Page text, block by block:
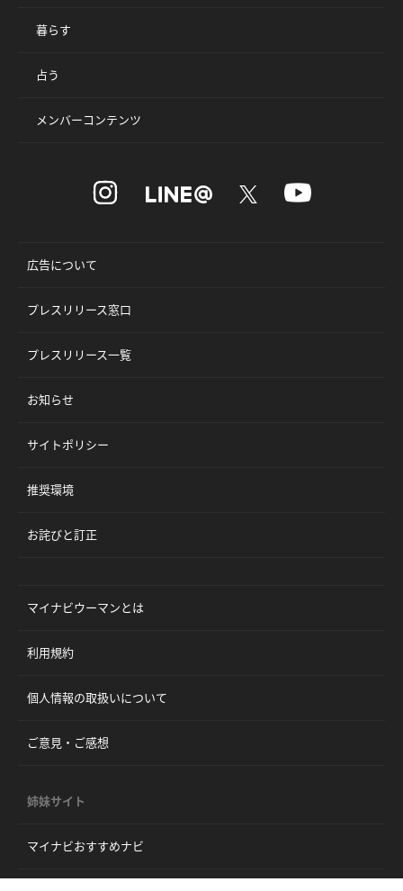
暮らす
占う
メンバーコンテンツ
広告について
プレスリリース窓口
プレスリリース一覧
お知らせ
サイトポリシー
推奨環境
お詫びと訂正
マイナビウーマンとは
利用規約
個人情報の取扱いについて
ご意見・ご感想
姉妹サイト
マイナビおすすめナビ